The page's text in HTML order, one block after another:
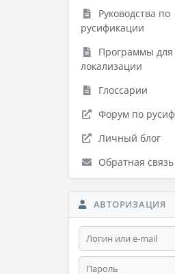
Руководства по
русификации
Программы для
локализации
Глоссарии
Форум по
Личный блог
Обратная связь
АВТОРИЗАЦИЯ